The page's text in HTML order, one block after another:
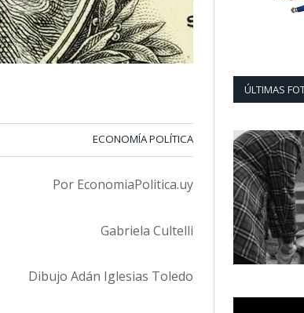
ECONOMÍA POLÍTICA
Por EconomiaPolitica.uy
Gabriela Cultelli
Dibujo Adán Iglesias Toledo
ÚLTIMAS